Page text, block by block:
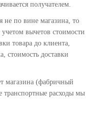
получателем.
не по вине магазина, то
вычетов стоимости
товара до клиента,
стоимость доставки
магазина (фабричный
транспортные расходы мы